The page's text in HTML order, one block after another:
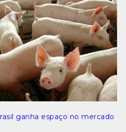
ganha espaço no mercado